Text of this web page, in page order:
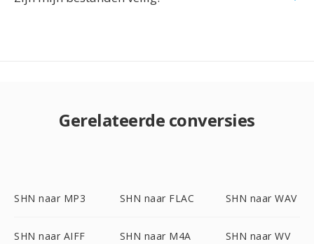
Gerelateerde conversies
SHN naar MP3 SHN naar FLAC SHN naar WAV
SHN naar AIFF SHN naar M4A SHN naar WV